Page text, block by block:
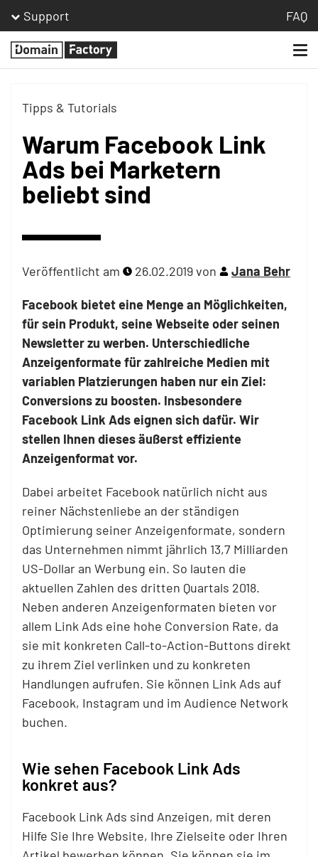
Support FAQ
Homepage
Tipps & Tutorials
Warum Facebook Link
Ads bei Marketern
beliebt sind
Veröffentlicht am 26.02.2019von Jana Behr
Facebook bietet eine Menge an Möglichkeiten,
für sein Produkt, seine Webseite oder seinen
Newsletter zu werben. Unterschiedliche
Anzeigenformate für zahlreiche Medien mit
variablen Platzierungen haben nur ein Ziel:
Conversions zu boosten. Insbesondere
Facebook Link Ads eignen sich dafür. Wir
stellen Ihnen dieses äußerst effiziente
Anzeigenformat vor.
Dabei arbeitet Facebook natürlich nicht aus
reiner Nächstenliebe an der ständigen
Optimierung seiner Anzeigenformate, sondern
das Unternehmen nimmt jährlich 13,7 Milliarden
US-Dollar an Werbung ein. So lauten die
aktuellen Zahlen des dritten Quartals 2018.
Neben anderen Anzeigenformaten bieten vor
allem Link Ads eine hohe Conversion Rate, da
sie mit konkreten Call-to-Action-Buttons direkt
zu ihrem Ziel verlinken und zu konkreten
Handlungen aufrufen. Sie können Link Ads auf
Facebook, Instagram und im Audience Network
buchen.
Wie sehen Facebook Link Ads
konkret aus?
Facebook Link Ads sind Anzeigen, mit deren
Hilfe Sie Ihre Website, Ihre Zielseite oder Ihren